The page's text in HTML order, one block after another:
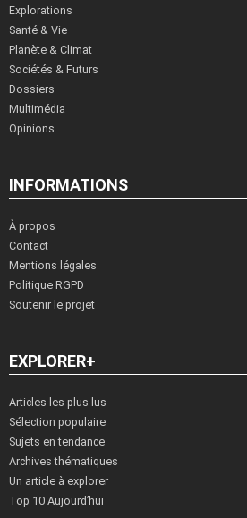
Explorations
Santé & Vie
Planète & Climat
Sociétés & Futurs
Dossiers
Multimédia
Opinions
INFORMATIONS
À propos
Contact
Mentions légales
Politique RGPD
Soutenir le projet
EXPLORER+
Articles les plus lus
Sélection populaire
Sujets en tendance
Archives thématiques
Un article à explorer
Top 10 Aujourd’hui